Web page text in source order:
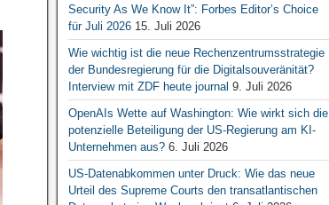
Security As We Know It”: Forbes Editor’s Choice
für Juli 2026 15. Juli 2026
Wie wichtig ist die neue Rechenzentrumsstrategie
der Bundesregierung für die Digitalsouveränität?
Interview mit ZDF heute journal 9. Juli 2026
OpenAIs Wette auf Washington: Wie wirkt sich die
potenzielle Beteiligung der US-Regierung am KI-
Unternehmen aus? 6. Juli 2026
US-Datenabkommen unter Druck: Wie das neue
Urteil des Supreme Courts den transatlantischen